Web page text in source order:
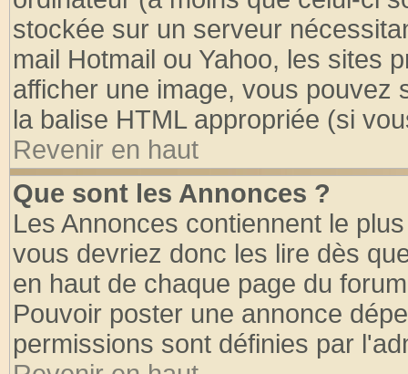
stockée sur un serveur
mail Hotmail ou Yahoo, les sites
afficher une image, vous pouvez
la balise HTML appropriée (si
Revenir en haut
Que sont les Annonces ?
Les Annonces contiennent le
vous devriez donc les lire dès
en haut de chaque page du
Pouvoir poster une annonce
permissions sont définies par